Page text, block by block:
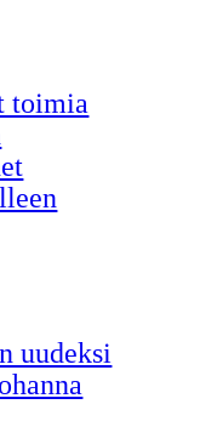
toimia
uudeksi